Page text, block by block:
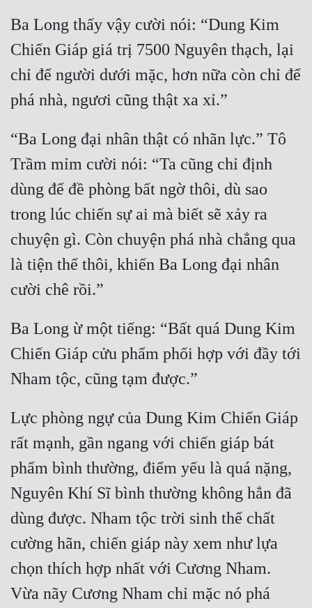
Học Đường
Khoa Huyễn
Khoa Huyễn Không Gian
Kiếm Hiệp
Kỳ Huyễn
Kỳ Ảo
Linh Dị
Làm Giàu
Lịch Sử
Mưu Mô
Mạt Thế
Mỹ Thực
Ngược
Nữ Cường
Nữ Phụ
Phong Thủy - Tâm Linh
Phương Tây
Phản Phái
Quan Trường
Ba Long thấy vậy cười nói: “Dung Kim
Chiến Giáp giá trị 7500 Nguyên thạch, lại
chỉ để người dưới mặc, hơn nữa còn chỉ để
“Ba Long đại nhân thật có nhãn lực.” Tô
Trầm mỉm cười nói: “Ta cũng chỉ định
dùng để đề phòng bất ngờ thôi, dù sao
trong lúc chiến sự ai mà biết sẽ xảy ra
chuyện gì. Còn chuyện phá nhà chẳng qua
là tiện thể thôi, khiến Ba Long đại nhân
Ba Long ừ một tiếng: “Bất quá Dung Kim
Chiến Giáp cửu phẩm phối hợp với đầy tới
Lực phòng ngự của Dung Kim Chiến Giáp
rất mạnh, gần ngang với chiến giáp bát
phẩm bình thường, điểm yếu là quá nặng,
Nguyên Khí Sĩ bình thường không hẳn đã
dùng được. Nham tộc trời sinh thể chất
cường hãn, chiến giáp này xem như lựa
chọn thích hợp nhất với Cương Nham.
Vừa nãy Cương Nham chỉ mặc nó phá